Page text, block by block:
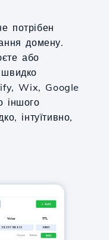
потрібен
домену.
або
Wix, Google
іншого
інтуїтивно,